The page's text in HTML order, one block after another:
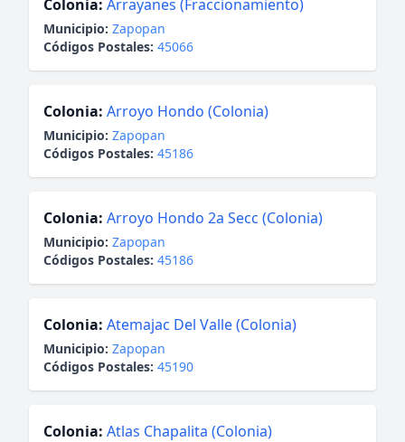
Colonia: Arrayanes (Fraccionamiento)
Municipio: Zapopan
Códigos Postales: 45066
Colonia: Arroyo Hondo (Colonia)
Municipio: Zapopan
Códigos Postales: 45186
Colonia: Arroyo Hondo 2a Secc (Colonia)
Municipio: Zapopan
Códigos Postales: 45186
Colonia: Atemajac Del Valle (Colonia)
Municipio: Zapopan
Códigos Postales: 45190
Colonia: Atlas Chapalita (Colonia)